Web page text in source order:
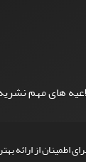
اطمینان از ارائه
های مهم